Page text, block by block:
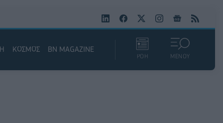
ΚΟΣΜΟΣ BN MAGAZINE
ΡΟΗ ΜΕΝΟΥ